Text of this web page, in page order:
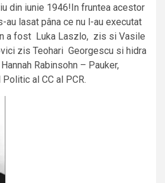
din iunie 1946!In fruntea acestor
au lasat pâna ce nu l-au executat
a fost Luka Laszlo, zis si Vasile
zis Teohari Georgescu si hidra
Rabinsohn – Pauker,
al CC al PCR.